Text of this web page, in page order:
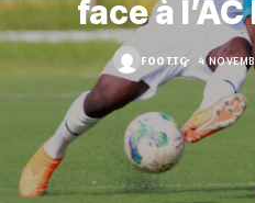
face à
FOOT.TG 4